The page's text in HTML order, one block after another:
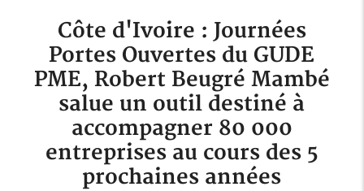
Côte d'Ivoire : Journées
Portes Ouvertes du GUDE
PME, Robert Beugré Mambé
salue un outil destiné à
accompagner 80 000
entreprises au cours des 5
prochaines années